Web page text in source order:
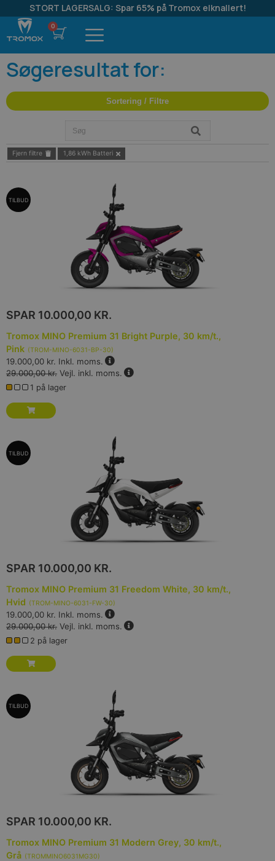
STORT LAGERSALG: Spar 65% på Tromox elknallert!
Søgeresultat for:
Sortering / Filtre
Fjern filtre 1,86 kWh Batteri
TILBUD
SPAR 10.000,00 KR.
Tromox MINO Premium 31 Bright Purple, 30 km/t.,
Pink (TROM-MINO-6031-BP-30)
19.000,00 kr. Inkl. moms.
29.000,00 kr. Vejl. inkl. moms.
1 på lager
TILBUD
SPAR 10.000,00 KR.
Tromox MINO Premium 31 Freedom White, 30 km/t.,
Hvid (TROM-MINO-6031-FW-30)
19.000,00 kr. Inkl. moms.
29.000,00 kr. Vejl. inkl. moms.
2 på lager
TILBUD
SPAR 10.000,00 KR.
Tromox MINO Premium 31 Modern Grey, 30 km/t.,
Grå (TROMMINO6031MG30)